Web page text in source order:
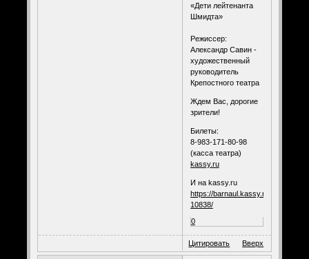
«Дети лейтенанта
Шмидта»
Режиссер:
Александр Савин -
художественный
руководитель
Крепостного театра
Ждем Вас, дорогие
зрители!
Билеты:
8-983-171-80-98
(касса театра)
kassy.ru
И на kassy.ru
https://barnaul.kassy.ru/events/
10838/
0
Цитировать Вверх